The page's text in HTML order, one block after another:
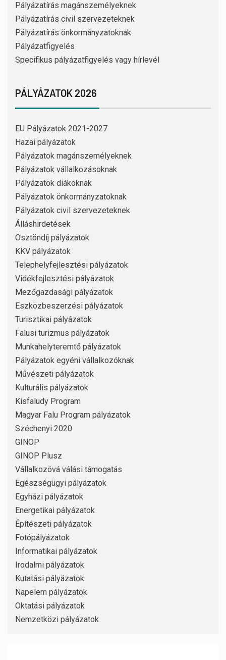
Pályázatírás magánszemélyeknek
Pályázatírás civil szervezeteknek
Pályázatírás önkormányzatoknak
Pályázatfigyelés
Specifikus pályázatfigyelés vagy hírlevél
PÁLYÁZATOK 2026
EU Pályázatok 2021-2027
Hazai pályázatok
Pályázatok magánszemélyeknek
Pályázatok vállalkozásoknak
Pályázatok diákoknak
Pályázatok önkormányzatoknak
Pályázatok civil szervezeteknek
Álláshirdetések
Ösztöndíj pályázatok
KKV pályázatok
Telephelyfejlesztési pályázatok
Vidékfejlesztési pályázatok
Mezőgazdasági pályázatok
Eszközbeszerzési pályázatok
Turisztikai pályázatok
Falusi turizmus pályázatok
Munkahelyteremtő pályázatok
Pályázatok egyéni vállalkozóknak
Művészeti pályázatok
Kulturális pályázatok
Kisfaludy Program
Magyar Falu Program pályázatok
Széchenyi 2020
GINOP
GINOP Plusz
Vállalkozóvá válási támogatás
Egészségügyi pályázatok
Egyházi pályázatok
Energetikai pályázatok
Építészeti pályázatok
Fotópályázatok
Informatikai pályázatok
Irodalmi pályázatok
Kutatási pályázatok
Napelem pályázatok
Oktatási pályázatok
Nemzetközi pályázatok